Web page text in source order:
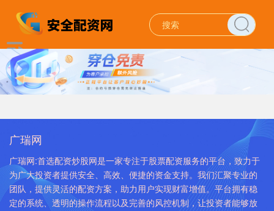
广瑞网
广瑞网:首选配资炒股网是一家专注于股票配资服务的平台，致力于
为广大投资者提供安全、高效、便捷的资金支持。我们汇聚专业的
团队，提供灵活的配资方案，助力用户实现财富增值。平台拥有稳
定的系统、透明的操作流程以及完善的风控机制，让投资者能够放